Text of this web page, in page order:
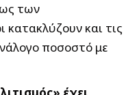
των
κατακλύζουν και τις
ποσοστό με